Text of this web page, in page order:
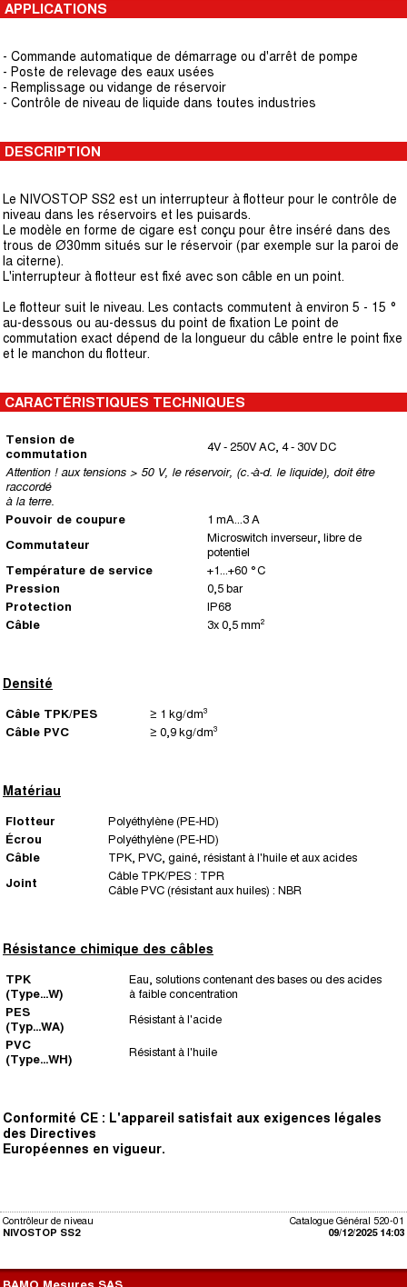
APPLICATIONS
- Commande automatique de démarrage ou d'arrêt de pompe
- Poste de relevage des eaux usées
- Remplissage ou vidange de réservoir
- Contrôle de niveau de liquide dans toutes industries
DESCRIPTION
Le NIVOSTOP SS2 est un interrupteur à flotteur pour le contrôle de
niveau dans les réservoirs et les puisards.
Le modèle en forme de cigare est conçu pour être inséré dans des
trous de Ø30mm situés sur le réservoir (par exemple sur la paroi de
la citerne).
L'interrupteur à flotteur est fixé avec son câble en un point.
Le flotteur suit le niveau. Les contacts commutent à environ 5 - 15 °
au-dessous ou au-dessus du point de fixation Le point de
commutation exact dépend de la longueur du câble entre le point fixe
et le manchon du flotteur.
CARACTÉRISTIQUES TECHNIQUES
Tension de
commutation
4V - 250V AC, 4 - 30V DC
Attention ! aux tensions > 50 V, le réservoir, (c.-à-d. le liquide), doit être
raccordé
à la terre.
Pouvoir de coupure
1 mA...3 A
Commutateur
Microswitch inverseur, libre de
potentiel
Température de service
+1...+60 °C
Pression
0,5 bar
Protection
IP68
Câble
3x 0,5 mm²
Densité
Câble TPK/PES
≥ 1 kg/dm³
Câble PVC
≥ 0,9 kg/dm³
Matériau
Flotteur
Polyéthylène (PE-HD)
Écrou
Polyéthylène (PE-HD)
Câble
TPK, PVC, gainé, résistant à l'huile et aux acides
Joint
Câble TPK/PES : TPR
Câble PVC (résistant aux huiles) : NBR
Résistance chimique des câbles
TPK
(Type...W)
Eau, solutions contenant des bases ou des acides
à faible concentration
PES
(Typ...WA)
Résistant à l'acide
PVC
(Type...WH)
Résistant à l'huile
Conformité CE : L'appareil satisfait aux exigences légales
des Directives
Européennes en vigueur.
Catalogue Général 520-01
09/12/2025 14:03
Contrôleur de niveau
NIVOSTOP SS2